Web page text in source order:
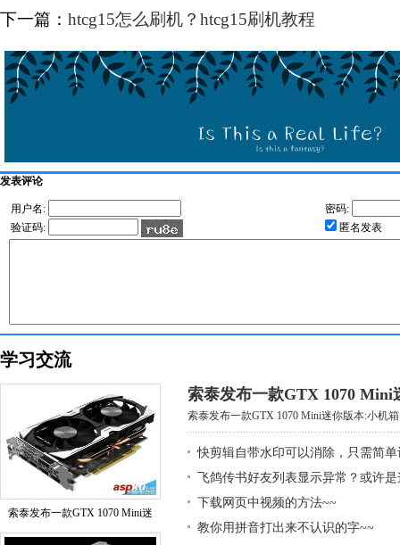
下一篇： htcg15怎么刷机？htcg15刷机教程
发表评论
用户名:
密码:
验证码:
匿名发表
学习交流
索泰发布一款GTX 1070 Mini迷
索泰发布一款GTX 1070 Mini
索泰发布一款GTX 1070 Mini迷你版本:小机
快剪辑自带水印可以消除，只需简单
飞鸽传书好友列表显示异常？或许
下载网页中视频的方法~~
教你用拼音打出来不认识的字~~